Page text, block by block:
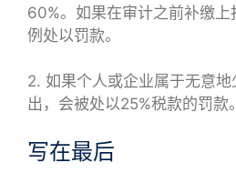
60%。如果在审计之前补缴上
例处以罚款。
2. 如果个人或企业属于无意
出，会被处以25%税款的罚款。
写在最后